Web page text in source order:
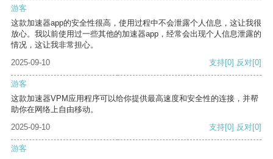
游客
这款加速器app的安全性很高，使用过程中不会泄露个人信息，这让我很
放心。我以前使用过一些其他的加速器app，经常会出现个人信息泄露的
情况，这让我非常担心。
2025-09-10
支持[0] 反对[0]
游客
这款加速器VPM应用程序可以给你提供最高速度和安全性的连接，并帮
助你在网络上自由移动。
2025-09-10
支持[0] 反对[0]
游客